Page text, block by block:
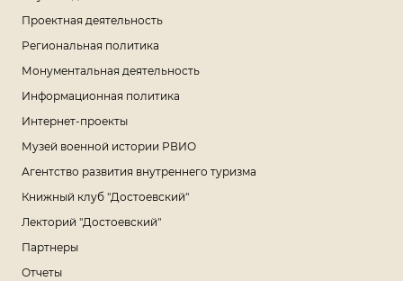
Проектная деятельность
Региональная политика
Монументальная деятельность
Информационная политика
Интернет-проекты
Музей военной истории РВИО
Агентство развития внутреннего туризма
Книжный клуб "Достоевский"
Лекторий "Достоевский"
Партнеры
Отчеты